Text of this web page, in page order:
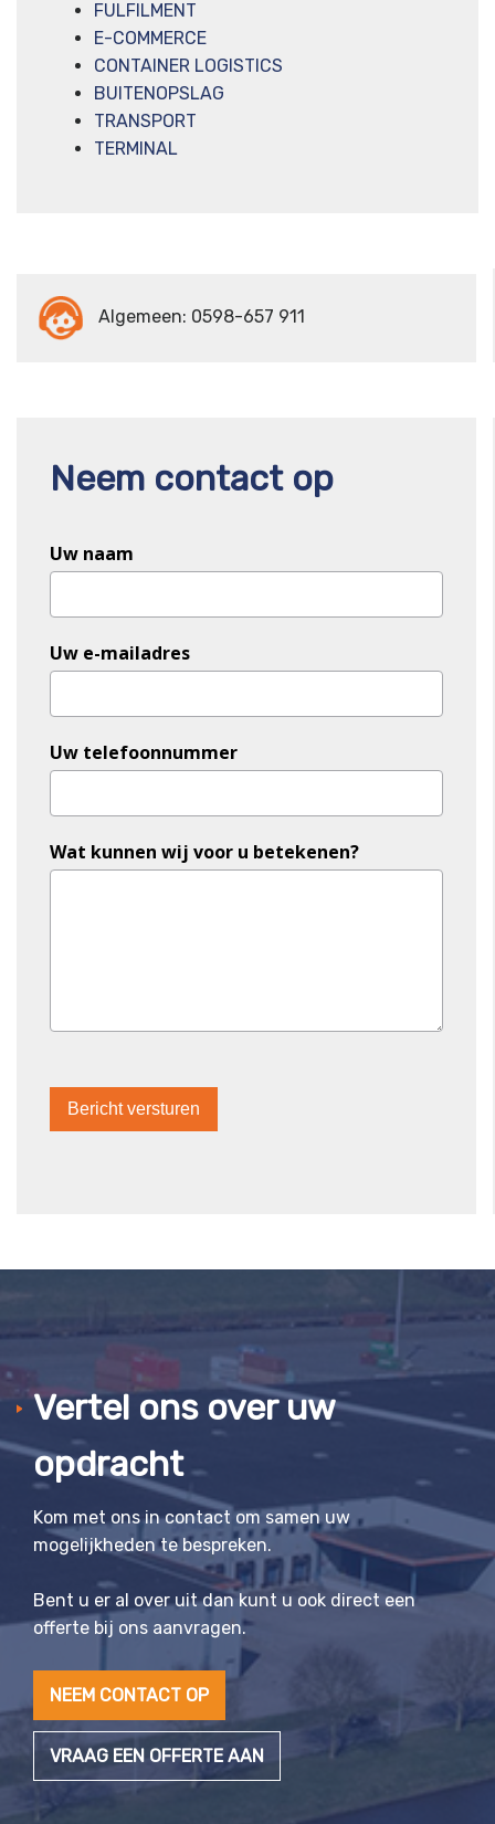
FULFILMENT
E-COMMERCE
CONTAINER LOGISTICS
BUITENOPSLAG
TRANSPORT
TERMINAL
Algemeen: 0598-657 911
Neem contact op
Contact
Us
Uw naam
Uw e-mailadres
Uw telefoonnummer
Wat kunnen wij voor u betekenen?
Bericht versturen
Vertel ons over uw
opdracht
Kom met ons in contact om samen uw
mogelijkheden te bespreken.
Bent u er al over uit dan kunt u ook direct een
offerte bij ons aanvragen.
NEEM CONTACT OP
VRAAG EEN OFFERTE AAN